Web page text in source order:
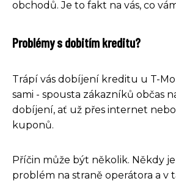
obchodů. Je to fakt na vás, co
Problémy s dobitím kreditu?
Trápí vás dobíjení kreditu u T-
sami - spousta zákazníků občas
dobíjení, ať už přes internet
kuponů.
Příčin může být několik. Někdy
problém na straně operátora a v